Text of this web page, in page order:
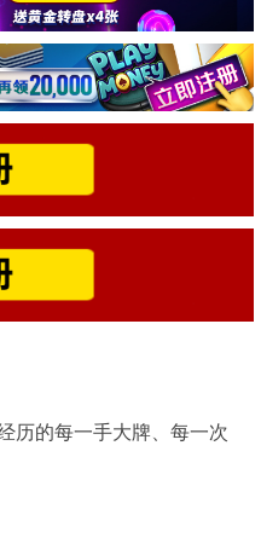
历的每一手大牌、每一次